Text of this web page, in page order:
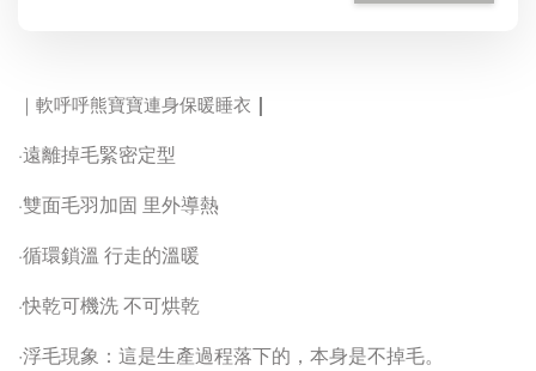
｜軟呼呼熊寶寶連身保暖睡衣 ｜
·遠離掉毛緊密定型
·雙面毛羽加固 里外導熱
·循環鎖溫 行走的溫暖
·快乾可機洗 不可烘乾
·浮毛現象：這是生產過程落下的，本身是不掉毛。